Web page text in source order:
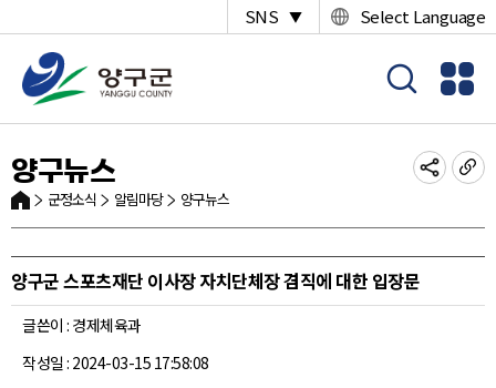
SNS ▼ Select Language
양구뉴스
군정소식 알림마당 양구뉴스
양구군 스포츠재단 이사장 자치단체장 겸직에 대한 입장문
글쓴이 : 경제체육과
작성일 : 2024-03-15 17:58:08